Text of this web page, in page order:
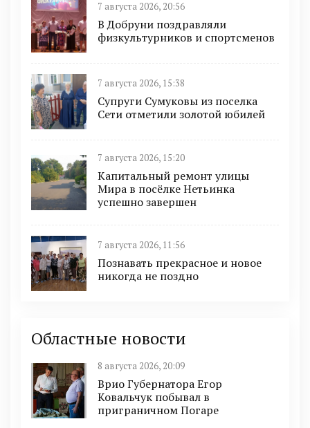
7 августа 2026, 20:56
В Добруни поздравляли
физкультурников и спортсменов
7 августа 2026, 15:38
Супруги Сумуковы из поселка
Сети отметили золотой юбилей
7 августа 2026, 15:20
Капитальный ремонт улицы
Мира в посёлке Нетьинка
успешно завершен
7 августа 2026, 11:56
Познавать прекрасное и новое
никогда не поздно
Областные новости
8 августа 2026, 20:09
Врио Губернатора Егор
Ковальчук побывал в
приграничном Погаре